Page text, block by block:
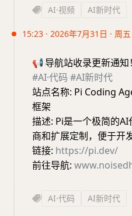
AI·视频 AI新时代
15:23 · 2026年7月31日 · 周五
📢导航站收录更新通知！
#AI·代码 #AI新时代
站点名称: Pi Coding
框架
描述: Pi是一个极简的
商和扩展定制，便于开
链接: https://pi.dev/
前往导航:
AI·代码 AI新时代